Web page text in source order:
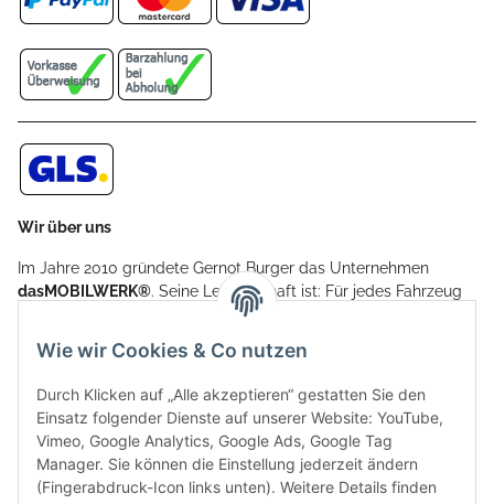
Wir über uns
Im Jahre 2010 gründete Gernot Burger das Unternehmen
dasMOBILWERK®. Seine Leidenschaft ist: Für jedes Fahrzeug
ein Car Cover anzubieten - passgenau und individuell.
Aufgrund der vielen positiven Kundenrückmeldungen kamen
weitere Produkte, wie Reifenschuhe, Hardtopständer hinzu.
Seine Reifenschoner werden in Deutschland produziert und
sind mit hochwertigen Techniken und Materialien gefertigt.
dasMOBILWERK® ist seit der Gründung ein
Familienunternehmen, welches sich seit 2010 auf
Wachstumskurs befindet. Hier haben Sie zu den üblichen
Wie wir Cookies & Co nutzen
Durch Klicken auf „Alle akzeptieren“ gestatten Sie den
Einsatz folgender Dienste auf unserer Website: YouTube,
Vimeo, Google Analytics, Google Ads, Google Tag
Manager. Sie können die Einstellung jederzeit ändern
(Fingerabdruck-Icon links unten). Weitere Details finden